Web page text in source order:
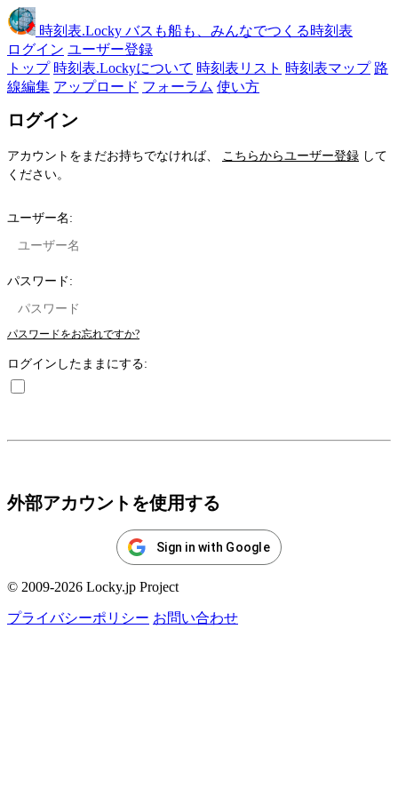
時刻表.Locky バスも船も、みんなでつくる時刻表
ログイン ユーザー登録
トップ 時刻表.Lockyについて 時刻表リスト 時刻表マップ 路
線編集 アップロード フォーラム 使い方
ログイン
アカウントをまだお持ちでなければ、 こちらからユーザー登録 して
ください。
ユーザー名:
パスワード:
パスワードをお忘れですか?
ログインしたままにする:
外部アカウントを使用する
Sign in with Google
© 2009-2026 Locky.jp Project
プライバシーポリシー お問い合わせ